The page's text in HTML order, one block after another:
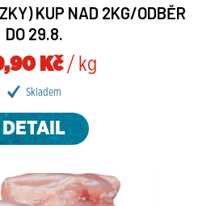
KUP NAD 2KG/ODBĚR
DO 29.8.
Kč/ kg
Skladem
DETAIL